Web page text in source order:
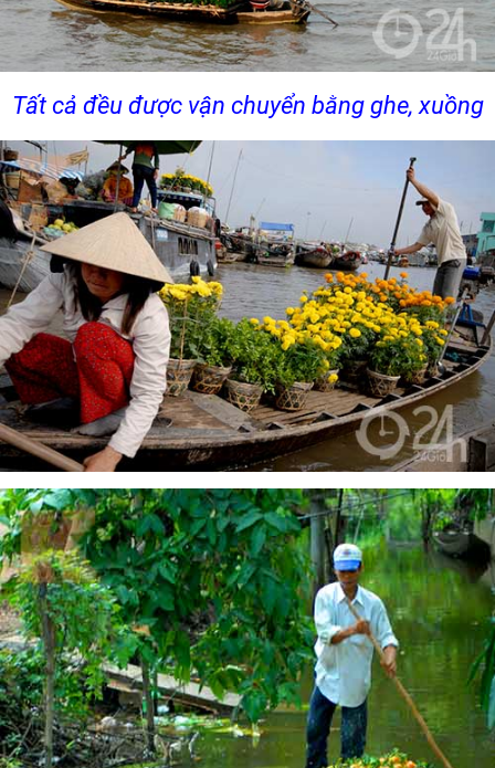
Tất cả đều được vận chuyển bằng ghe, xuồng